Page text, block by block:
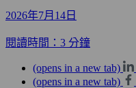
2026年7月14日
閱讀時間：3 分鐘
(opens in a new tab)
(opens in a new tab)